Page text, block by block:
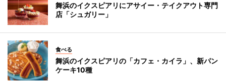
舞浜のイクスピアリにアサイー・テイクアウト専門
店「シュガリー」
食べる
舞浜のイクスピアリの「カフェ・カイラ」、新パン
ケーキ10種